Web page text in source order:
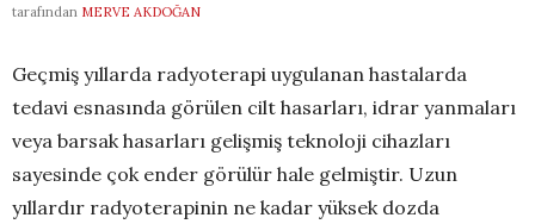
tarafından MERVE AKDOĞAN
Geçmiş yıllarda radyoterapi uygulanan hastalarda
tedavi esnasında görülen cilt hasarları, idrar yanmaları
veya barsak hasarları gelişmiş teknoloji cihazları
sayesinde çok ender görülür hale gelmiştir. Uzun
yıllardır radyoterapinin ne kadar yüksek dozda